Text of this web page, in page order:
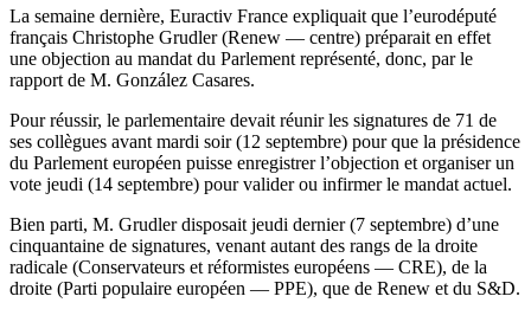
La semaine dernière, Euractiv France expliquait que l’eurodéputé
français Christophe Grudler (Renew — centre) préparait en effet
une objection au mandat du Parlement représenté, donc, par le
rapport de M. González Casares.
Pour réussir, le parlementaire devait réunir les signatures de 71 de
ses collègues avant mardi soir (12 septembre) pour que la présidence
du Parlement européen puisse enregistrer l’objection et organiser un
vote jeudi (14 septembre) pour valider ou infirmer le mandat actuel.
Bien parti, M. Grudler disposait jeudi dernier (7 septembre) d’une
cinquantaine de signatures, venant autant des rangs de la droite
radicale (Conservateurs et réformistes européens — CRE), de la
droite (Parti populaire européen — PPE), que de Renew et du S&D.